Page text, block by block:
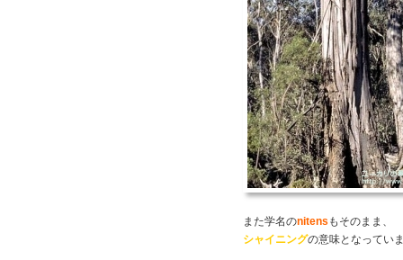
また学名のnitens もそのまま、
シャイニングの意味となってい